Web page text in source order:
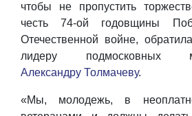
чтобы не пропустить
честь 74-ой годовщины
Отечественной войне,
лидеру подмосковных
Александру Толмачеву.
«Мы, молодежь, в